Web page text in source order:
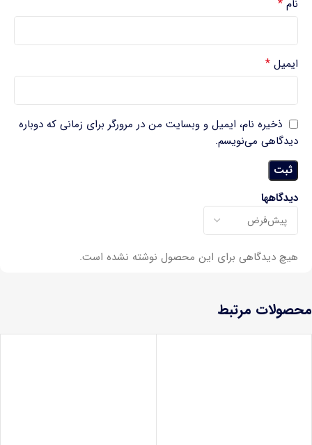
دیدگاهها
هیچ دیدگاهی برای این محصول نوشته نشده است.
نام *
ایمیل *
ذخیره نام، ایمیل و وبسایت من در مرورگر برای زمانی که دوباره
دیدگاهی می‌نویسم.
محصولات مرتبط